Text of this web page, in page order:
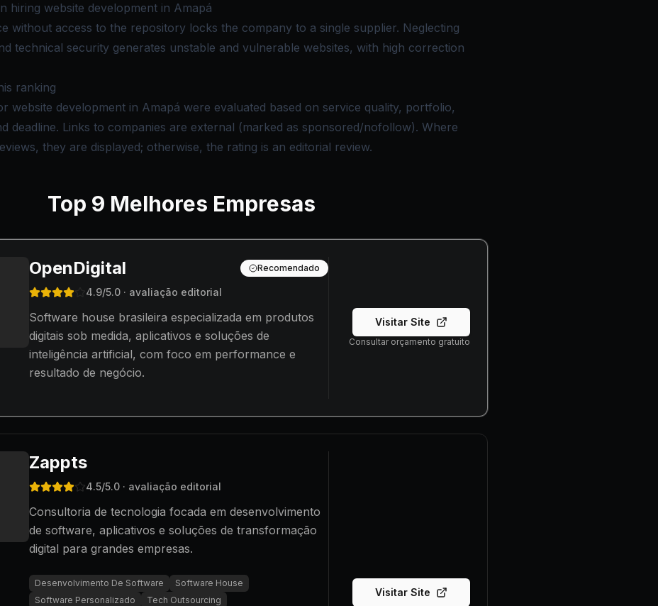
hiring website development in Amapá
without access to the repository locks the company to a single supplier. Neglecting
technical security generates unstable and vulnerable websites, with high correction
ranking
website development in Amapá were evaluated based on service quality, portfolio,
deadline. Links to companies are external (marked as sponsored/nofollow). Where
they are displayed; otherwise, the rating is an editorial review.
Top 9 Melhores Empresas
OpenDigital Recomendado
4.9/5.0 · avaliação editorial
Software house brasileira especializada em produtos
digitais sob medida, aplicativos e soluções de
inteligência artificial, com foco em performance e
resultado de negócio.
Visitar Site
Consultar orçamento gratuito
Zappts
4.5/5.0 · avaliação editorial
Consultoria de tecnologia focada em desenvolvimento
de software, aplicativos e soluções de transformação
digital para grandes empresas.
Desenvolvimento De Software
Software House
Software Personalizado
Tech Outsourcing
Visitar Site